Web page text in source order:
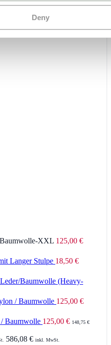
Deny
XXL 125,00 €
Langer Stulpe 18,50 €
Baumwolle (Heavy-
/ Baumwolle 125,00 €
/ Baumwolle 125,00 € 148,75 €
586,08 € inkl. MwSt.